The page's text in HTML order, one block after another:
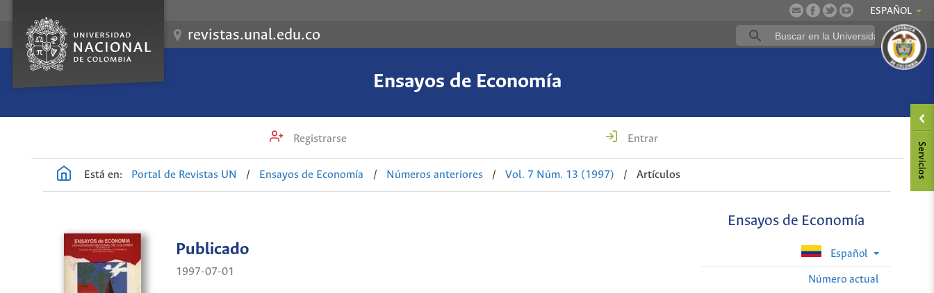
ESPAÑOL
revistas.unal.edu.co
Ensayos de Economía
Registrarse Entrar
Está en: Portal de Revistas UN / Ensayos de Economía / Números anteriores / Vol. 7 Núm. 13 (1997) / Artículos
Ensayos de Economía
Español
Número actual
Publicado
1997-07-01